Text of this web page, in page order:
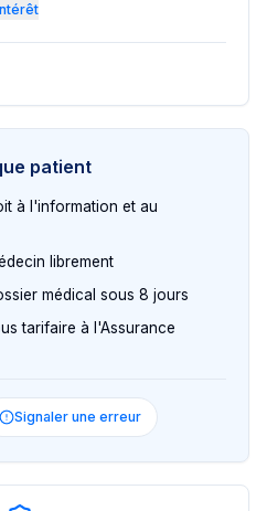
patient
à l'information et au
librement
médical sous 8 jours
tarifaire à l'Assurance
Signaler une erreur